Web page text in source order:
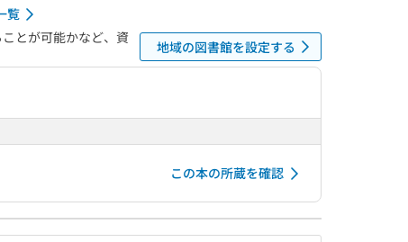
覧
とが可能かなど、資
地域の図書館を設定する
この本の所蔵を確認